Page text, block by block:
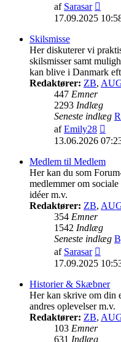
af Sarasar
det
17.09.2025
Skilsmisse
Her diskuterer vi
skilsmisser samt
kan blive i Danmark
Redaktører: ZB,
447 Emner
2293 Indlæg
Seneste indlæg
afEmily28
det
13.06.2026
Medlem til Medlem
Her kan du som
medlemmer om
idéer m.v.
Redaktører: ZB,
354 Emner
1542 Indlæg
Seneste indlæg
af Sarasar
det
indlæg
17.09.2025
Historier & Skæbner
Her kan skrive om din
andres oplevelser m.v.
Redaktører: ZB,
103 Emner
631 Indlæg